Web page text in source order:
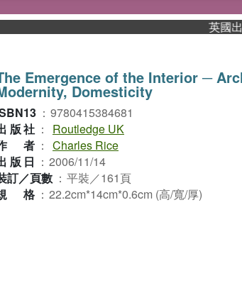
英國出版
Emergence of the Interior ─
Domesticity
： 9780415384681
版社 ：
Routledge UK
者 ： Charles Rice
版日 ： 2006/11/14
訂／頁數 ： 平裝／161頁
格 ： 22.2cm*14cm*0.6cm (高/寬/厚)